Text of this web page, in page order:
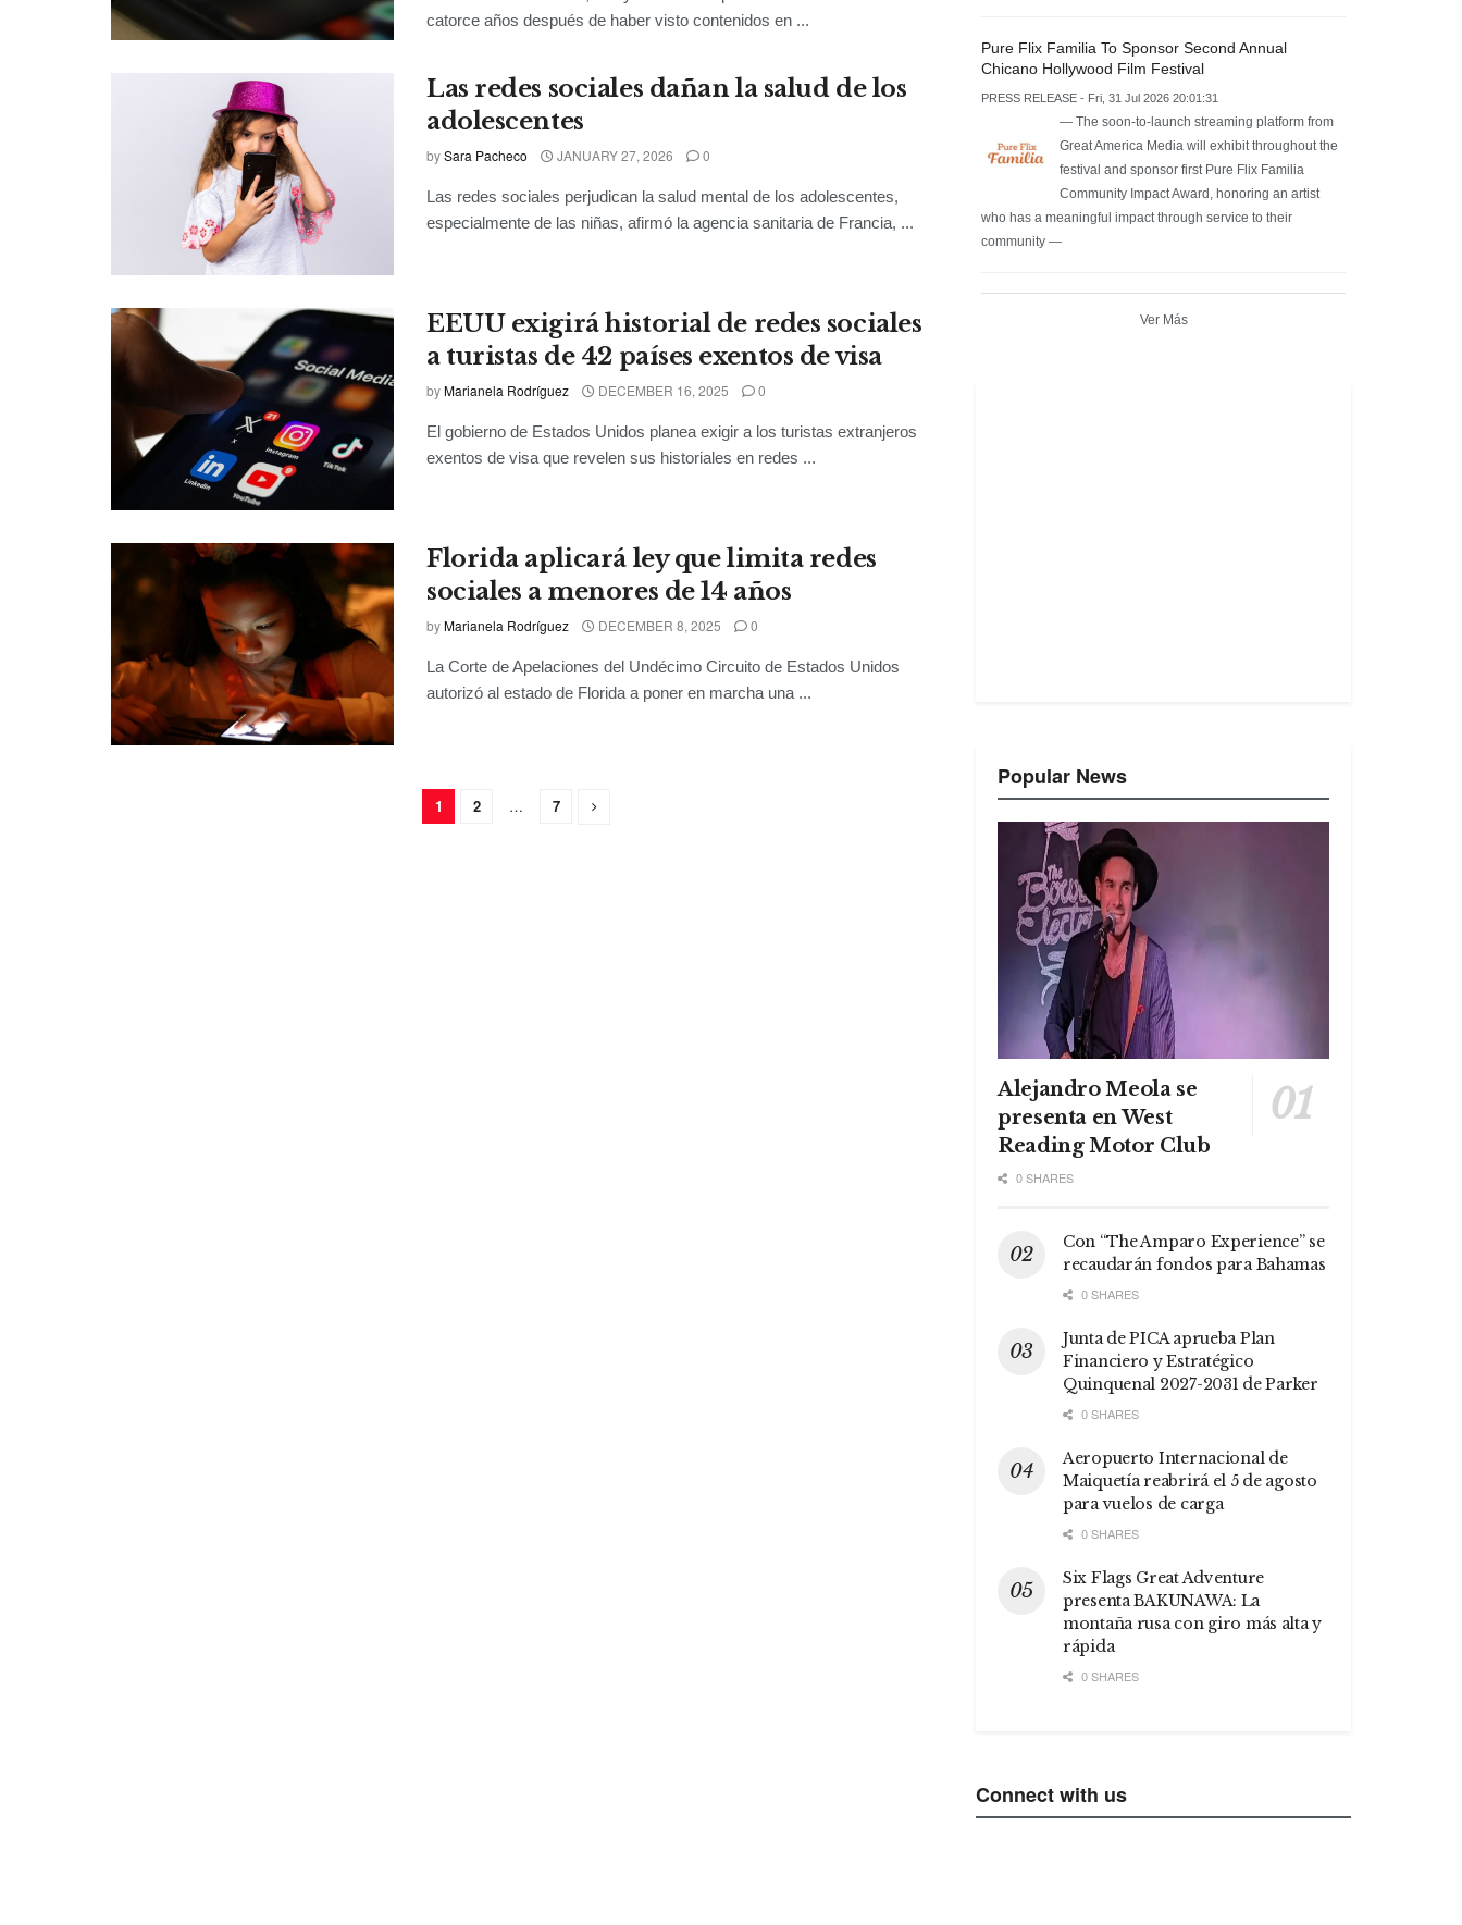
catorce años después de haber visto contenidos en ...
Las redes sociales dañan la salud de los
adolescentes
bySara Pacheco JANUARY 27, 2026 0
Las redes sociales perjudican la salud mental de los adolescentes,
especialmente de las niñas, afirmó la agencia sanitaria de Francia, ...
EEUU exigirá historial de redes sociales
a turistas de 42 países exentos de visa
byMarianela Rodríguez DECEMBER 16, 2025 0
El gobierno de Estados Unidos planea exigir a los turistas extranjeros
exentos de visa que revelen sus historiales en redes ...
Florida aplicará ley que limita redes
sociales a menores de 14 años
byMarianela Rodríguez DECEMBER 8, 2025 0
La Corte de Apelaciones del Undécimo Circuito de Estados Unidos
autorizó al estado de Florida a poner en marcha una ...
1 2 … 7
Pure Flix Familia To Sponsor Second Annual
Chicano Hollywood Film Festival
PRESS RELEASE - Fri, 31 Jul 2026 20:01:31
— The soon-to-launch streaming platform from
Great America Media will exhibit throughout the
festival and sponsor first Pure Flix Familia
Community Impact Award, honoring an artist
who has a meaningful impact through service to their
community —
Ver Más
Popular News
Alejandro Meola se
presenta en West
Reading Motor Club
0 SHARES
Con “The Amparo Experience” se
recaudarán fondos para Bahamas
0 SHARES
Junta de PICA aprueba Plan
Financiero y Estratégico
Quinquenal 2027-2031 de Parker
0 SHARES
Aeropuerto Internacional de
Maiquetía reabrirá el 5 de agosto
para vuelos de carga
0 SHARES
Six Flags Great Adventure
presenta BAKUNAWA: La
montaña rusa con giro más alta y
rápida
0 SHARES
Connect with us